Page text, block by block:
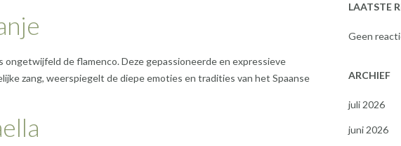
ongetwijfeld de flamenco. Deze gepassioneerde en expressieve
zang, weerspiegelt de diepe emoties en tradities van het Spaanse
LAATSTE
Geen
ARCHIEF
juli 2026
juni 2026